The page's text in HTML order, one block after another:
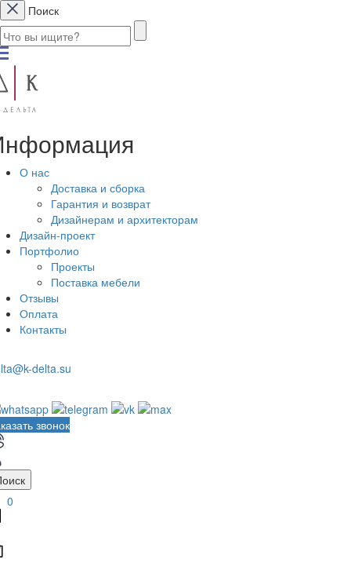
Поиск
О нас
Доставка и сборка
Гарантия и возврат
Дизайнерам и архитекторам
Дизайн-проект
Портфолио
Проекты
Поставка мебели
Отзывы
Оплата
Контакты
delta.su
звонок
0